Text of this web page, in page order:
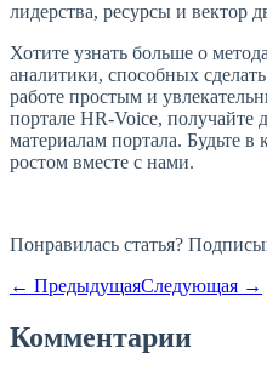
лидерства, ресурсы и вектор
Хотите узнать больше о
аналитики, способных
работе простым и
портале HR-Voice, получайте
материалам портала. Будьте в
ростом вместе с нами.
Понравилась статья?
← ПредыдущаяСледующая →
Комментарии